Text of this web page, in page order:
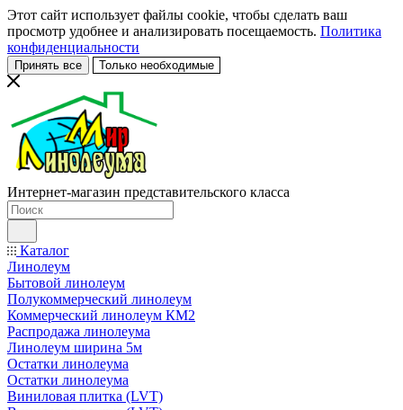
Этот сайт использует файлы cookie, чтобы сделать ваш
просмотр удобнее и анализировать посещаемость. Политика
конфиденциальности
Принять все Только необходимые
Интернет-магазин представительского класса
Каталог
Линолеум
Бытовой линолеум
Полукоммерческий линолеум
Коммерческий линолеум КМ2
Распродажа линолеума
Линолеум ширина 5м
Остатки линолеума
Остатки линолеума
Виниловая плитка (LVT)